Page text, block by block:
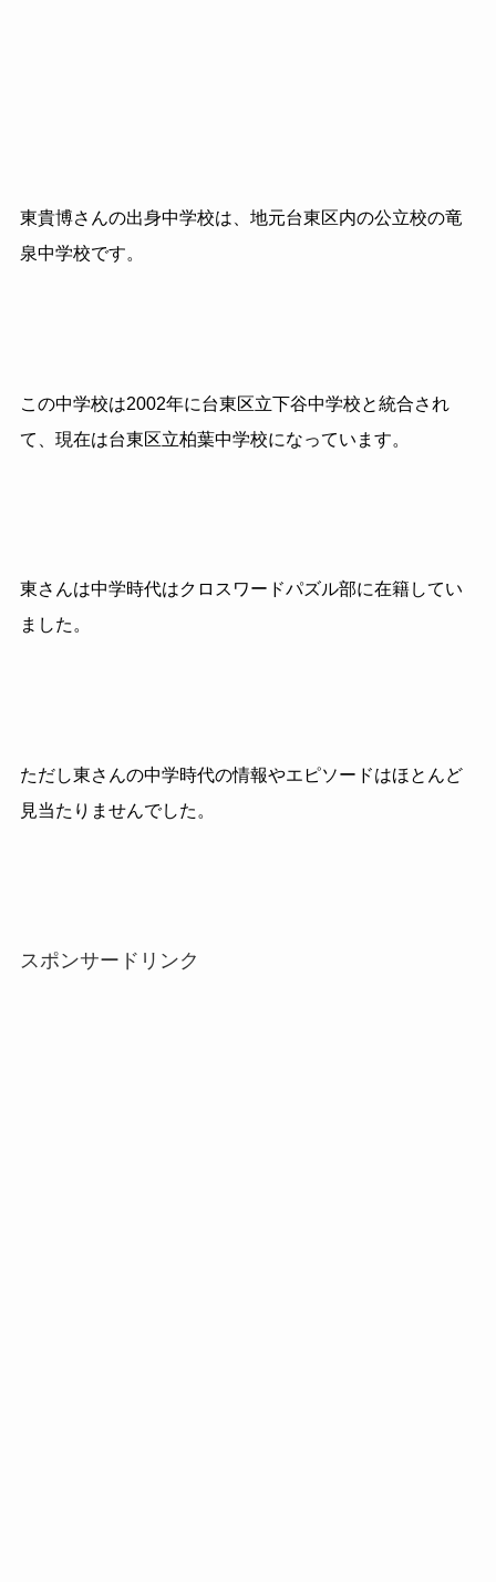
東貴博さんの出身中学校は、地元台東区内の公立校の竜
泉中学校です。
この中学校は2002年に台東区立下谷中学校と統合され
て、現在は台東区立柏葉中学校になっています。
東さんは中学時代はクロスワードパズル部に在籍してい
ました。
ただし東さんの中学時代の情報やエピソードはほとんど
見当たりませんでした。
スポンサードリンク